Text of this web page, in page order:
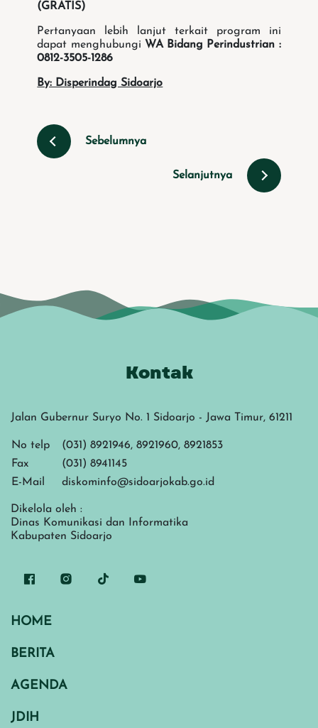
(GRATIS)
Pertanyaan lebih lanjut terkait program ini
dapat menghubungi WA Bidang Perindustrian :
0812-3505-1286
By: Disperindag Sidoarjo
Sebelumnya
Selanjutnya
Kontak
Jalan Gubernur Suryo No. 1 Sidoarjo - Jawa Timur, 61211
No telp
(031) 8921946, 8921960, 8921853
Fax
(031) 8941145
E-Mail
diskominfo@sidoarjokab.go.id
Dikelola oleh :
Dinas Komunikasi dan Informatika
Kabupaten Sidoarjo
HOME
BERITA
AGENDA
JDIH